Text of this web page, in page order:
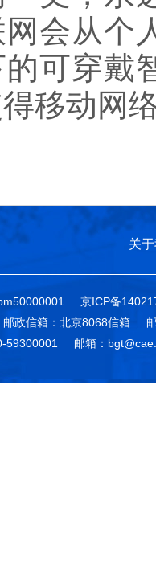
会从个
的可穿戴
移动网
关
京ICP备
邮政信箱：北京8068信箱
59300001 邮箱：